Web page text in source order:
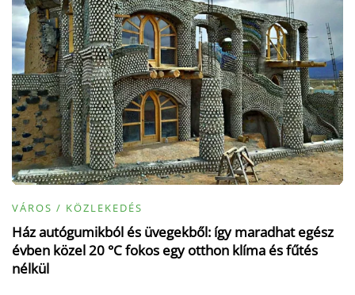
VÁROS / KÖZLEKEDÉS
Ház autógumikból és üvegekből: így maradhat egész
évben közel 20 °C fokos egy otthon klíma és fűtés
nélkül